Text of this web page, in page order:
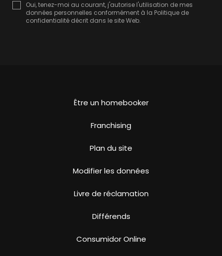
Oui, tenez-moi au courant, j'autorise l'utilisation de mes
données personnelles conformément à la Politique de
confidentialité décrit dans le site Web.
Être un homebooker
Franchising
Plan du site
Modifier les données
Livre de réclamation
Différends
Consumidor Online